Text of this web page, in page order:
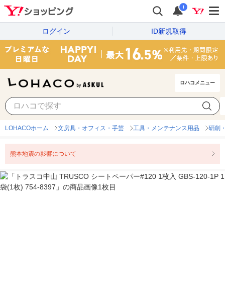
i
ログイン ID新規取得
ロハコメニュー
LOHACOホーム 文房具・オフィス・手芸 工具・メンテナンス用品 研削
熊本地震の影響について